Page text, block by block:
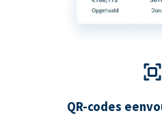
QR-codes